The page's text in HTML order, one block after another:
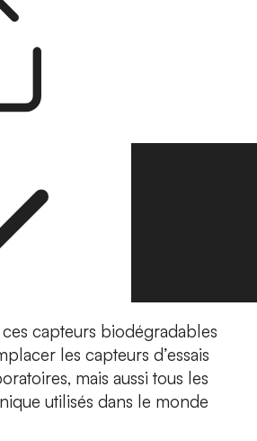
capteurs biodégradables
les capteurs d’essais
, mais aussi tous les
utilisés dans le monde